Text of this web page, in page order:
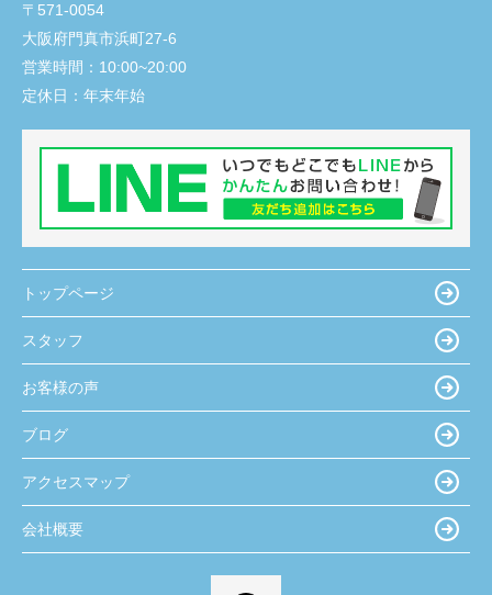
〒571-0054
大阪府門真市浜町27-6
営業時間： 10:00~20:00
定休日： 年末年始
トップページ
スタッフ
お客様の声
ブログ
アクセスマップ
会社概要